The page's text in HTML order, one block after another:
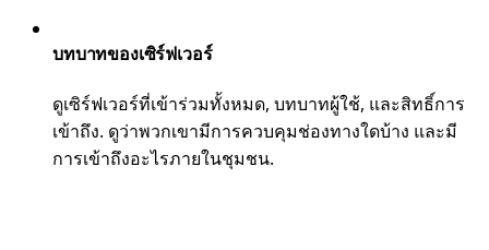
บทบาทของเซิร์ฟเวอร์
ดูเซิร์ฟเวอร์ที่เข้าร่วมทั้งหมด, บทบาทผู้ใช้, และสิทธิ์การ
เข้าถึง. ดูว่าพวกเขามีการควบคุมช่องทางใดบ้าง และมี
การเข้าถึงอะไรภายในชุมชน.